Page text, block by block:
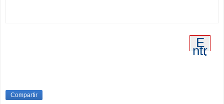
E
ntr
ad
Compartir